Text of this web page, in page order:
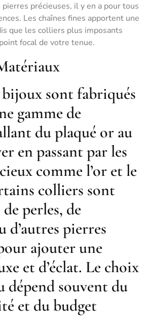
précieuses, il y en a pour tous
Les chaînes fines apportent une
que les colliers plus imposants
focal de votre tenue.
sont fabriqués
gamme de
du plaqué or au
en passant par les
comme l’or et le
colliers sont
perles, de
d’autres pierres
ajouter une
et d’éclat. Le choix
dépend souvent du
et du budget